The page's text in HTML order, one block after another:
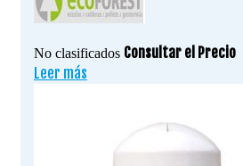
No clasificados Consultar el Precio
Leer más